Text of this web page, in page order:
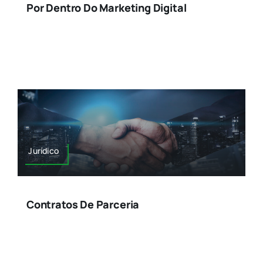
Por Dentro Do Marketing Digital
Jurídico
Contratos De Parceria